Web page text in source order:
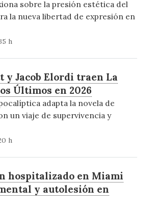
sobre la presión estética del
la nueva libertad de expresión en
h
y Jacob Elordi traen La
Últimos en 2026
adapta la novela de
un viaje de supervivencia y
h
hospitalizado en Miami
y autolesión en